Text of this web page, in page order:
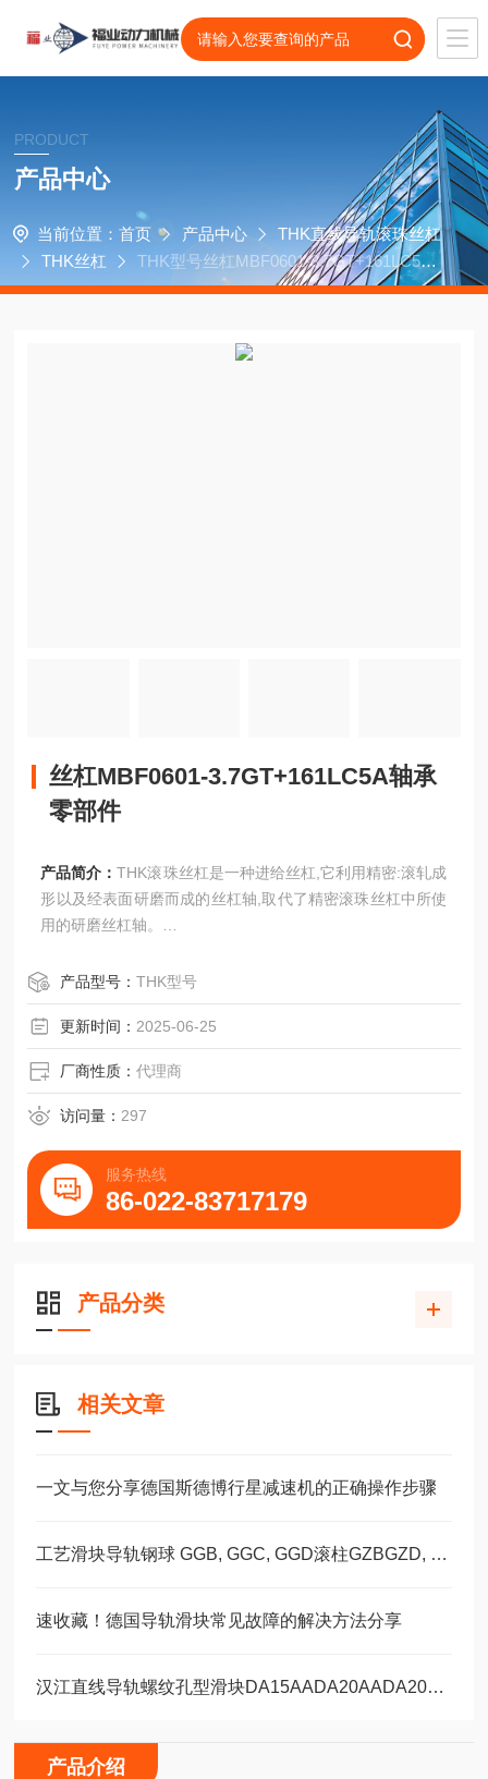
PRODUCT
产品中心
当前位置： 首页 产品中心
THK直线导轨滚珠丝杠
THK丝杠
THK型号丝杠MBF0601-3.7GT+161LC5A
轴承零部件
丝杠MBF0601-3.7GT+161LC5A轴承
零部件
产品简介：THK滚珠丝杠是一种进给丝杠,它利用精密:滚轧成
形以及经表面研磨而成的丝杠轴,取代了精密滚珠丝杠中所使
用的研磨丝杠轴。
产品型号：THK型号
更新时间： 2025-06-25
厂商性质：代理商
访问量： 297
服务热线
86-022-83717179
产品分类
相关文章
一文与您分享德国斯德博行星减速机的正确操作步骤
工艺滑块导轨钢球 GGB, GGC, GGD滚柱GZBGZD, GZV，GGBC/GZBC
速收藏！德国导轨滑块常见故障的解决方法分享
汉江直线导轨螺纹孔型滑块DA15AADA20AADA20AAL
产品介绍